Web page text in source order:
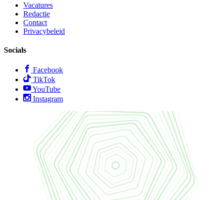
Vacatures
Redactie
Contact
Privacybeleid
Socials
Facebook
TikTok
YouTube
Instagram